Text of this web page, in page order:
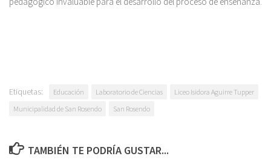
Etiquetas: Educación Laboratorio de Ciencias
Liceo Isidora Aguirre Tupper
Municipalidad de San Rosendo
San Rosendo
TAMBIÉN TE PODRÍA GUSTAR...